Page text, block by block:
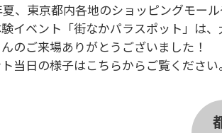
夏、東京都内各地のショッピングモー
イベント「街なかパラスポット」は、
のご来場ありがとうございました！
当日の様子はこちらからご覧ください。